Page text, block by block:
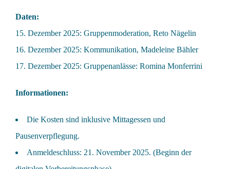
Daten:
15. Dezember 2025: Gruppenmoderation, Reto Nägelin
16. Dezember 2025: Kommunikation, Madeleine Bähler
17. Dezember 2025: Gruppenanlässe: Romina Monferrini
Informationen:
Die Kosten sind inklusive Mittagessen und
Pausenverpflegung.
Anmeldeschluss: 21. November 2025. (Beginn der